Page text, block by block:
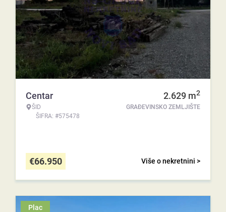
Centar
ŠID
ŠIFRA: #575478
2.629 m2
GRAĐEVINSKO ZEMLJIŠTE
Više o nekretnini >
€66.950
Plac